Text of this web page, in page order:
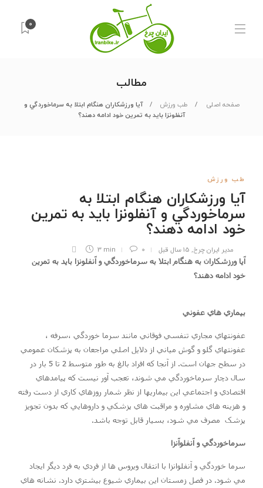
0
مطالب
صفحه اصلی طب ورزش
آيا ورزشکاران هنگام ابتلا به سرماخوردگي و
آنفلونزا بايد به تمرين خود ادامه دهند؟
طب ورزش
آيا ورزشکاران هنگام ابتلا به
سرماخوردگي و آنفلونزا بايد به تمرين
خود ادامه دهند؟
مدیر ایران چرخ, 15 سال قبل 0
3 min
آيا ورزشکاران به هنگام ابتلا به سرماخوردگي و آنفلونزا بايد به تمرين
خود ادامه دهند؟
بيماري هاي عفوني
عفونتهاي مجاري تنفسي فوقاني مانند سرما خوردگي ،سرفه ،
عفونتهاي گلو و گوش مياني از دلايل اصلي مراجعان به پزشکان عمومي
در سطح جهان است. از آنجا که افراد بالغ به طور متوسط 2 تا 5 بار در
سال دچار سرماخوردگي مي شوند، تعجب آور نيست که پيامدهاي
اقتصادي و اجتماعي اين بيماريها از نظر شمار روزهاي کاري از دست رفته
و هزينه هاي مشاوره و مراقبت هاي پزشکي و داروهايي که بدون تجويز
پزشک مصرف مي شود، بسيار قابل توجه باشد.
سرماخوردگي و آنفلوآنزا
سرما خوردگي و آنفلوانزا با انتقال ويروس ها از فردي به فرد ديگر ايجاد
مي شود. در فصل زمستان اين بيماري شيوع بيشتري دارد. نشانه هاي